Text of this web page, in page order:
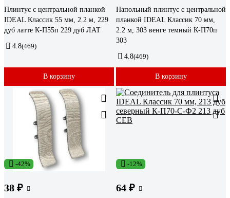
Плинтус с центральной планкой
IDEAL Классик 55 мм, 2.2 м, 229
дуб латте К-П55п 229 дуб ЛАТ
4.8(469)
В корзину
Напольный плинтус с центральной
планкой IDEAL Классик 70 мм,
2.2 м, 303 венге темный К-П70п
303
4.8(469)
В корзину
-42%
38 ₽
-12%
64 ₽